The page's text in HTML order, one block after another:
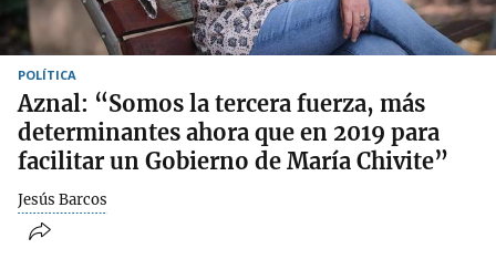
POLÍTICA
Aznal: “Somos la tercera fuerza, más
determinantes ahora que en 2019 para
facilitar un Gobierno de María Chivite”
Jesús Barcos